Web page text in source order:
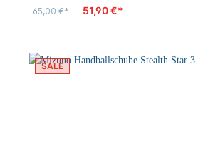
65,00 €* 51,90 €*
SALE